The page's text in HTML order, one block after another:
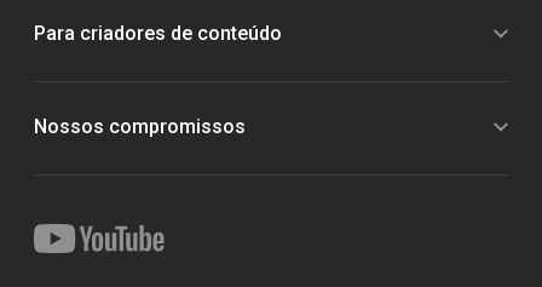
Para criadores de conteúdo
Nossos compromissos